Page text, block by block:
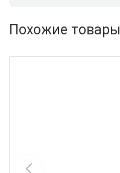
Похожие товары